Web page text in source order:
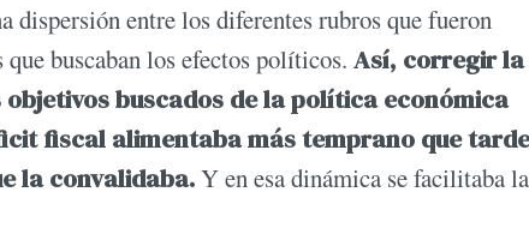
dispersión entre los diferentes rubros que fueron
buscaban los efectos políticos. Así, corregir la
buscados de la política económica
fiscal alimentaba más temprano que
la convalidaba.Y en esa dinámica se facilitaba la